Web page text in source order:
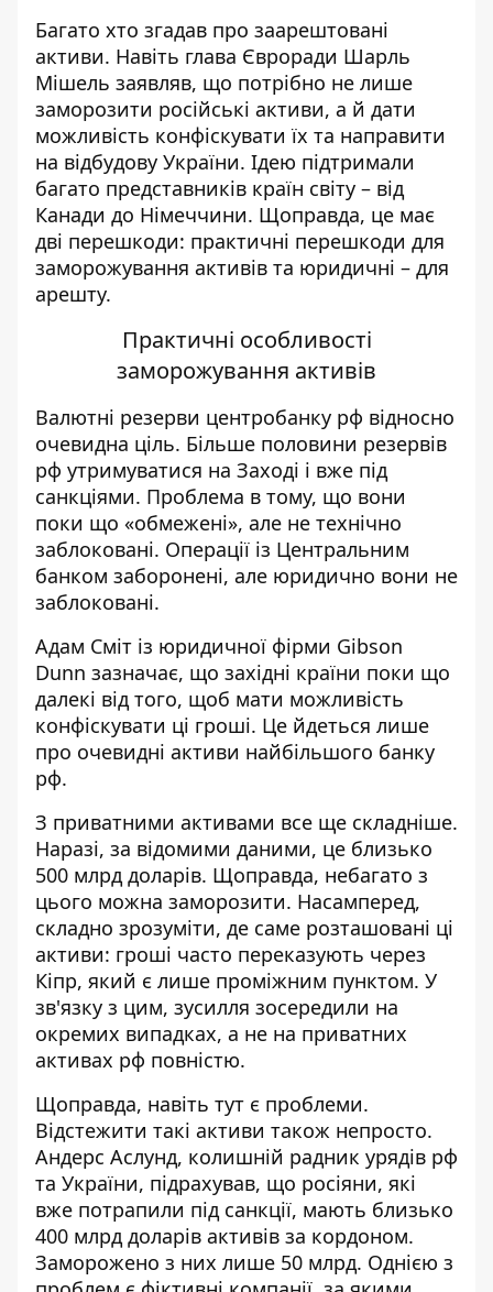
Багато хто згадав про заарештовані
активи. Навіть глава Євроради Шарль
Мішель заявляв, що потрібно не лише
заморозити російські активи, а й дати
можливість конфіскувати їх та направити
на відбудову України. Ідею підтримали
багато представників країн світу – від
Канади до Німеччини. Щоправда, це має
дві перешкоди: практичні перешкоди для
заморожування активів та юридичні – для
арешту.
Практичні особливості
заморожування активів
Валютні резерви центробанку рф відносно
очевидна ціль. Більше половини резервів
рф утримуватися на Заході і вже під
санкціями. Проблема в тому, що вони
поки що «обмежені», але не технічно
заблоковані. Операції із Центральним
банком заборонені, але юридично вони не
заблоковані.
Адам Сміт із юридичної фірми Gibson
Dunn зазначає, що західні країни поки що
далекі від того, щоб мати можливість
конфіскувати ці гроші. Це йдеться лише
про очевидні активи найбільшого банку
рф.
З приватними активами все ще складніше.
Наразі, за відомими даними, це близько
500 млрд доларів. Щоправда, небагато з
цього можна заморозити. Насамперед,
складно зрозуміти, де саме розташовані ці
активи: гроші часто переказують через
Кіпр, який є лише проміжним пунктом. У
зв'язку з цим, зусилля зосередили на
окремих випадках, а не на приватних
активах рф повністю.
Щоправда, навіть тут є проблеми.
Відстежити такі активи також непросто.
Андерс Аслунд, колишній радник урядів рф
та України, підрахував, що росіяни, які
вже потрапили під санкції, мають близько
400 млрд доларів активів за кордоном.
Заморожено з них лише 50 млрд. Однією з